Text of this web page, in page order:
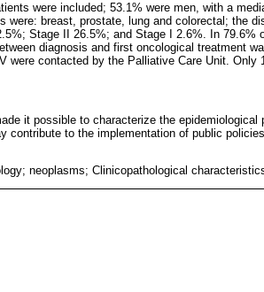
were included; 53.1% were men, with a
were: breast, prostate, lung and colorectal; the
Stage II 26.5%; and Stage I 2.6%. In 79.6%
diagnosis and first oncological treatment
were contacted by the Palliative Care Unit.
it possible to characterize the
contribute to the implementation of public
neoplasms; Clinicopathological